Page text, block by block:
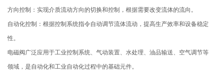
方向控制：实现介质流动方向的切换和控制，根据需要改变流体的流向。
自动化控制：根据控制系统指令自动调节流体流动，提高生产效率和设备稳定
性。
电磁阀广泛应用于工业控制系统、气动装置、水处理、油品输送、空气调节等
领域，是自动化和工业自动化过程中的基础元件。